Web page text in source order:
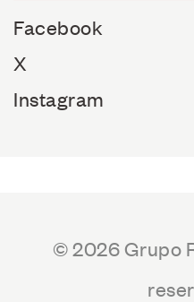
Facebook
X
Instagram
© 2026 Grupo